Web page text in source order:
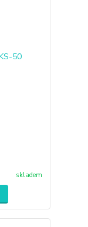
skladem